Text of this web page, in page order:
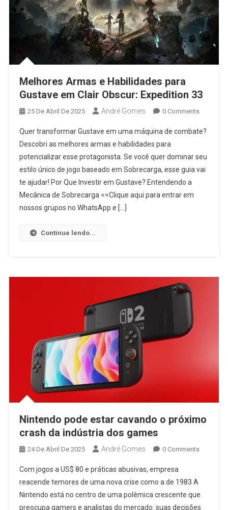
Melhores Armas e Habilidades para
Gustave em Clair Obscur: Expedition 33
25 De Abril De 2025 André Gomes 0 Comments
Quer transformar Gustave em uma máquina de combate?
Descobri as melhores armas e habilidades para
potencializar esse protagonista. Se você quer dominar seu
estilo único de jogo baseado em Sobrecarga, esse guia vai
te ajudar! Por Que Investir em Gustave? Entendendo a
Mecânica de Sobrecarga <<Clique aqui para entrar em
nossos grupos no WhatsApp e […]
Continue lendo...
Nintendo pode estar cavando o próximo
crash da indústria dos games
24 De Abril De 2025 André Gomes 0 Comments
Com jogos a US$ 80 e práticas abusivas, empresa
reacende temores de uma nova crise como a de 1983 A
Nintendo está no centro de uma polêmica crescente que
preocupa gamers e analistas do mercado: suas decisões